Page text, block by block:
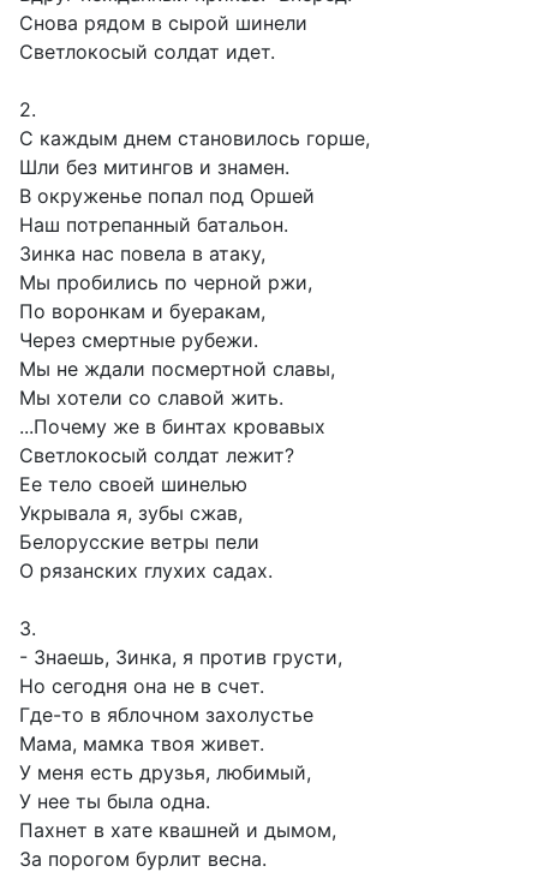
Снова рядом в сырой шинели
Светлокосый солдат идет.
2.
С каждым днем становилось горше,
Шли без митингов и знамен.
В окруженье попал под Оршей
Наш потрепанный батальон.
Зинка нас повела в атаку,
Мы пробились по черной ржи,
По воронкам и буеракам,
Через смертные рубежи.
Мы не ждали посмертной славы,
Мы хотели со славой жить.
...Почему же в бинтах кровавых
Светлокосый солдат лежит?
Ее тело своей шинелью
Укрывала я, зубы сжав,
Белорусские ветры пели
О рязанских глухих садах.
3.
- Знаешь, Зинка, я против грусти,
Но сегодня она не в счет.
Где-то в яблочном захолустье
Мама, мамка твоя живет.
У меня есть друзья, любимый,
У нее ты была одна.
Пахнет в хате квашней и дымом,
За порогом бурлит весна.